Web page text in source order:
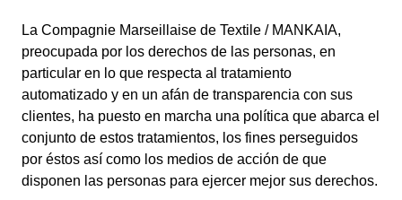
La Compagnie Marseillaise de Textile / MANKAIA,
preocupada por los derechos de las personas, en
particular en lo que respecta al tratamiento
automatizado y en un afán de transparencia con sus
clientes, ha puesto en marcha una política que abarca el
conjunto de estos tratamientos, los fines perseguidos
por éstos así como los medios de acción de que
disponen las personas para ejercer mejor sus derechos.